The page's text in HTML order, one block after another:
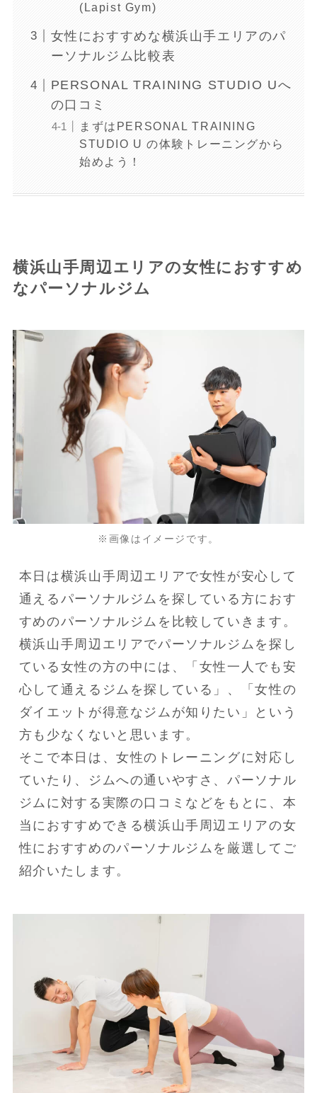
(Lapist Gym)
女性におすすめな横浜山手エリアのパ
ーソナルジム比較表
PERSONAL TRAINING STUDIO Uへ
の口コミ
まずはPERSONAL TRAINING
STUDIO U の体験トレーニングから
始めよう！
横浜山手周辺エリアの女性におすすめ
なパーソナルジム
※画像はイメージです。
本日は横浜山手周辺エリアで女性が安心して
通えるパーソナルジムを探している方におす
すめのパーソナルジムを比較していきます。
横浜山手周辺エリアでパーソナルジムを探し
ている女性の方の中には、「女性一人でも安
心して通えるジムを探している」、「女性の
ダイエットが得意なジムが知りたい」という
方も少なくないと思います。
そこで本日は、女性のトレーニングに対応し
ていたり、ジムへの通いやすさ、パーソナル
ジムに対する実際の口コミなどをもとに、本
当におすすめできる横浜山手周辺エリアの女
性におすすめのパーソナルジムを厳選してご
紹介いたします。